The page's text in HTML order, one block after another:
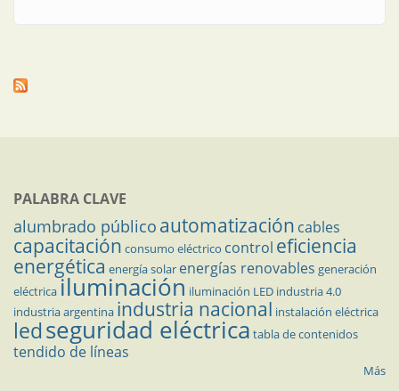
PALABRA CLAVE
alumbrado público automatización cables
capacitación consumo eléctrico control eficiencia
energética energía solar energías renovables generación
eléctricailuminación iluminación LED industria 4.0
industria argentina industria nacional instalación eléctrica
ledseguridad eléctrica tabla de contenidos
tendido de líneas
Más